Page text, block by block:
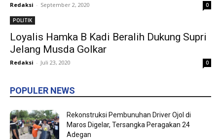
Redaksi - September 2, 2020 0
POLITIK
Loyalis Hamka B Kadi Beralih Dukung Supri
Jelang Musda Golkar
Redaksi - Juli 23, 2020 0
POPULER NEWS
Rekonstruksi Pembunuhan Driver Ojol di
Maros Digelar, Tersangka Peragakan 24
Adegan